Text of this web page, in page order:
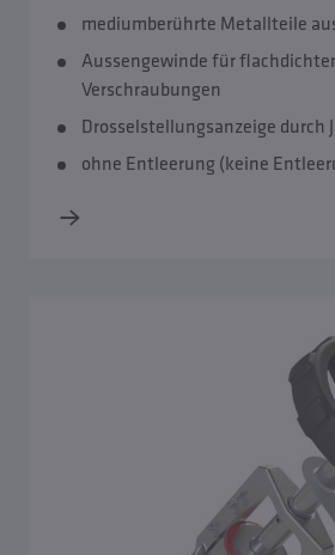
mediumberührte Metallteile
Aussengewinde für
Verschraubungen
Drosselstellungsanzeige durch
ohne Entleerung (keine